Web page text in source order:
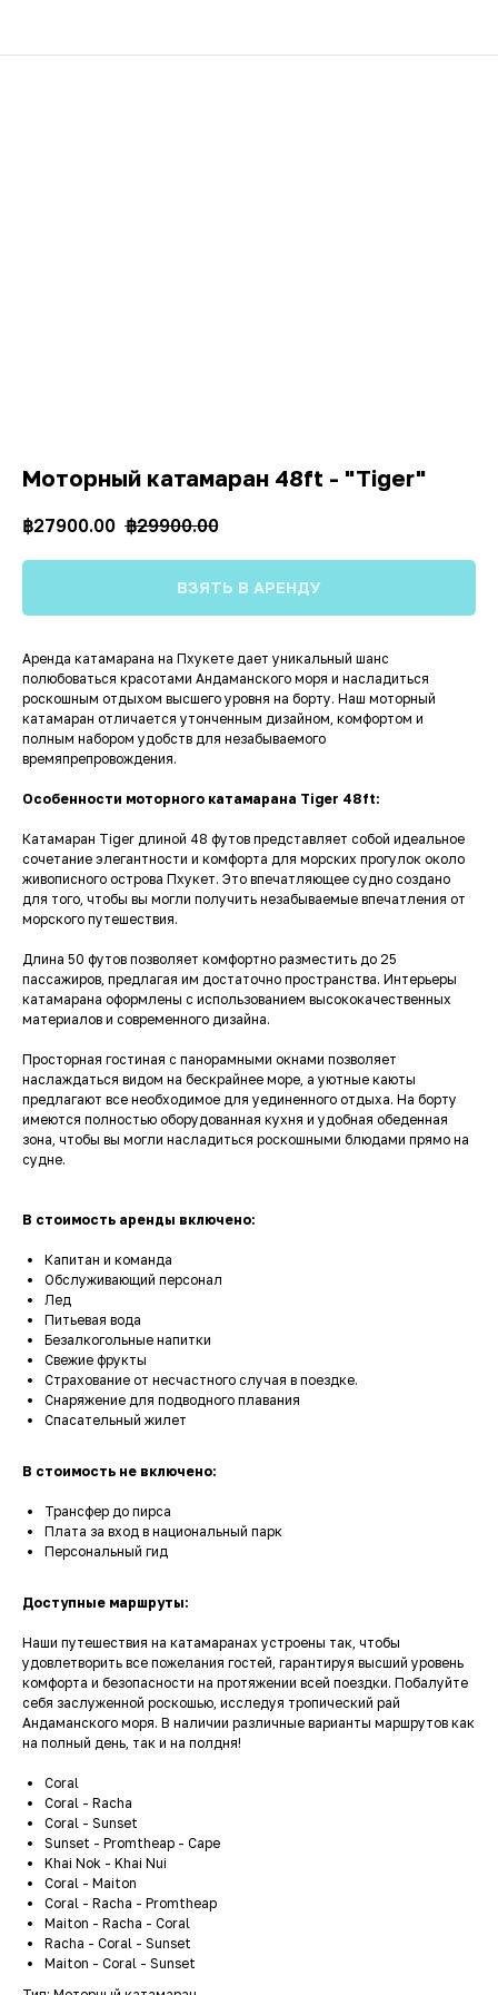
Моторный катамаран 48ft - "Tiger"
฿27900.00 ฿29900.00
ВЗЯТЬ В АРЕНДУ
Аренда катамарана на Пхукете дает уникальный шанс
полюбоваться красотами Андаманского моря и насладиться
роскошным отдыхом высшего уровня на борту. Наш моторный
катамаран отличается утонченным дизайном, комфортом и
полным набором удобств для незабываемого
времяпрепровождения.
Особенности моторного катамарана Tiger 48ft:
Катамаран Tiger длиной 48 футов представляет собой идеальное
сочетание элегантности и комфорта для морских прогулок около
живописного острова Пхукет. Это впечатляющее судно создано
для того, чтобы вы могли получить незабываемые впечатления от
морского путешествия.
Длина 50 футов позволяет комфортно разместить до 25
пассажиров, предлагая им достаточно пространства. Интерьеры
катамарана оформлены с использованием высококачественных
материалов и современного дизайна.
Просторная гостиная с панорамными окнами позволяет
наслаждаться видом на бескрайнее море, а уютные каюты
предлагают все необходимое для уединенного отдыха. На борту
имеются полностью оборудованная кухня и удобная обеденная
зона, чтобы вы могли насладиться роскошными блюдами прямо на
судне.
В стоимость аренды включено:
Капитан и команда
Обслуживающий персонал
Лед
Питьевая вода
Безалкогольные напитки
Свежие фрукты
Страхование от несчастного случая в поездке.
Снаряжение для подводного плавания
Спасательный жилет
В стоимость не включено:
Трансфер до пирса
Плата за вход в национальный парк
Персональный гид
Доступные маршруты:
Наши путешествия на катамаранах устроены так, чтобы
удовлетворить все пожелания гостей, гарантируя высший уровень
комфорта и безопасности на протяжении всей поездки. Побалуйте
себя заслуженной роскошью, исследуя тропический рай
Андаманского моря. В наличии различные варианты маршрутов как
на полный день, так и на полдня!
Coral
Coral - Racha
Coral - Sunset
Sunset - Promtheap - Cape
Khai Nok - Khai Nui
Coral - Maiton
Coral - Racha - Promtheap
Maiton - Racha - Coral
Racha - Coral - Sunset
Maiton - Coral - Sunset